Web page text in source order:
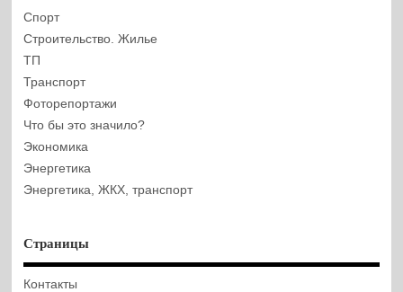
Спорт
Строительство. Жилье
ТП
Транспорт
Фоторепортажи
Что бы это значило?
Экономика
Энергетика
Энергетика, ЖКХ, транспорт
Страницы
Контакты